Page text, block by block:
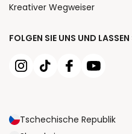
FOLGEN SIE UNS UND
Tschechische Republik
Kreativer Wegweiser